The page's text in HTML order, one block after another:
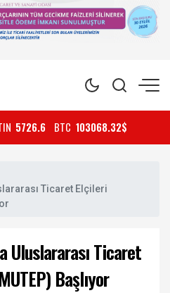
5726.6 BTC 103068.32$
Ticaret Elçileri
Uluslararası Ticaret
Başlıyor